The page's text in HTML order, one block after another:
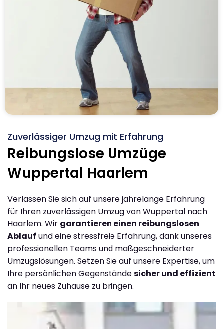
Zuverlässiger Umzug mit Erfahrung
Reibungslose Umzüge
Wuppertal Haarlem
Verlassen Sie sich auf unsere jahrelange Erfahrung
für Ihren zuverlässigen Umzug von Wuppertal nach
Haarlem. Wir garantieren einen reibungslosen
Ablauf und eine stressfreie Erfahrung, dank unseres
professionellen Teams und maßgeschneiderter
Umzugslösungen. Setzen Sie auf unsere Expertise, um
Ihre persönlichen Gegenständesicher und effizient
an Ihr neues Zuhause zu bringen.